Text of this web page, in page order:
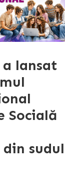
a lansat
Socială
sudul